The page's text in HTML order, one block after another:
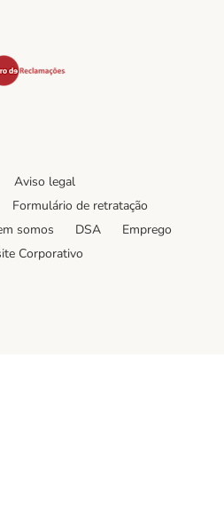
Aviso legal
Formulário de retratação
somos DSA
Emprego
Corporativo